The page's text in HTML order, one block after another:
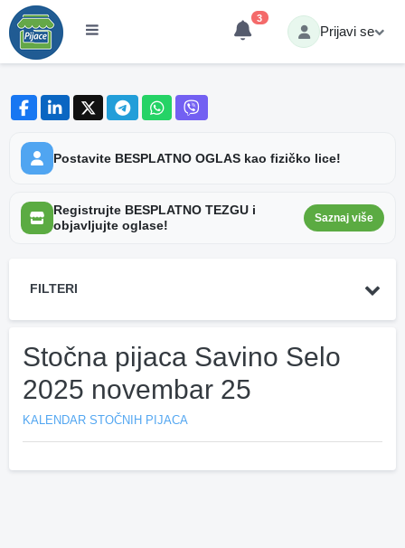
3
Prijavi se
Postavite BESPLATNO OGLAS kao fizičko lice!
Registrujte BESPLATNO TEZGU i
objavljujte oglase!
Saznaj više
FILTERI
Stočna pijaca Savino Selo
2025 novembar 25
KALENDAR STOČNIH PIJACA